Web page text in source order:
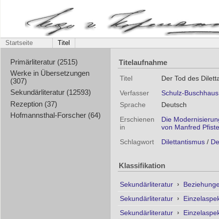
Startseite Titel
Primärliteratur (2515)
Werke in Übersetzungen
(307)
Sekundärliteratur (12593)
Rezeption (37)
Hofmannsthal-Forscher (64)
Titelaufnahme
Titel
Der Tod des
Verfasser
Schulz-
Sprache
Deutsch
Erschienen
in
Die
von Manfred
Schlagwort
Dilettantismus/
Klassifikation
Sekundärliteratur ›
Sekundärliteratur ›
Sekundärliteratur ›